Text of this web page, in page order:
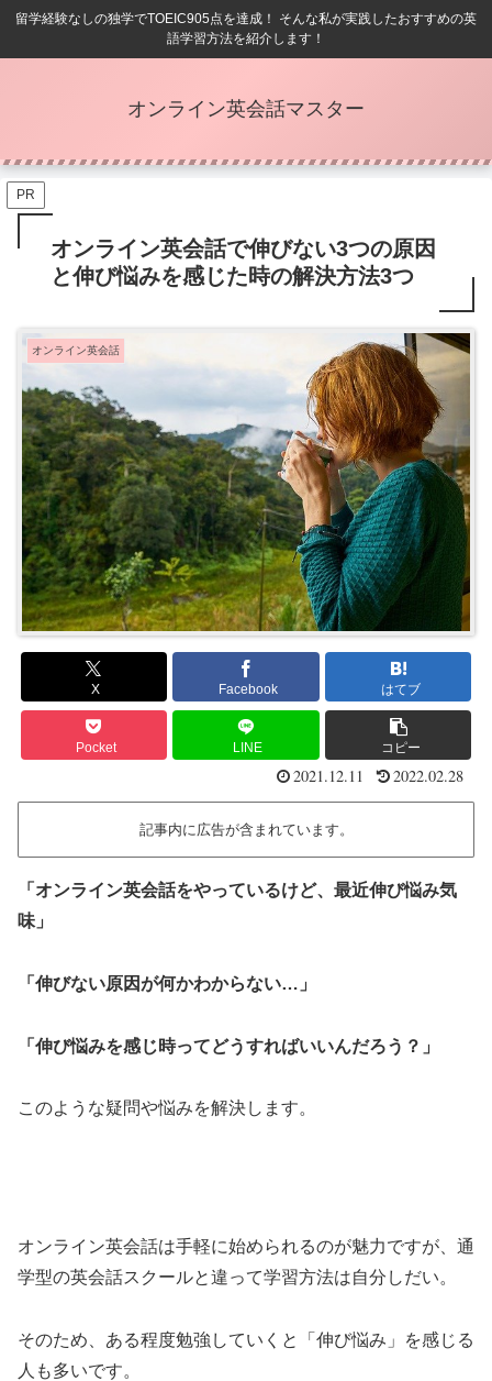
留学経験なしの独学でTOEIC905点を達成！ そんな私が実践したおすすめの英
語学習方法を紹介します！
オンライン英会話マスター
PR
オンライン英会話で伸びない3つの原因
と伸び悩みを感じた時の解決方法3つ
オンライン英会話
X Facebook はてブ
Pocket LINE コピー
2021.12.11 2022.02.28
記事内に広告が含まれています。
「オンライン英会話をやっているけど、最近伸び悩み気
味」
「伸びない原因が何かわからない…」
「伸び悩みを感じ時ってどうすればいいんだろう？」
このような疑問や悩みを解決します。
オンライン英会話は手軽に始められるのが魅力ですが、通
学型の英会話スクールと違って学習方法は自分しだい。
そのため、ある程度勉強していくと「伸び悩み」を感じる
人も多いです。